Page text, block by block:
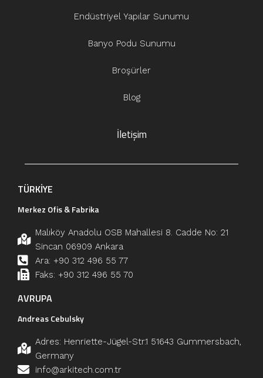
Endüstriyel Yapılar Sunumu
Banyo Podu Sunumu
Broşürler
Blog
İletişim
TÜRKİYE
Merkez Ofis & Fabrika
Malıköy Anadolu OSB Mahallesi 8. Cadde No: 21
Sincan 06909 Ankara
Ara: +90 312 496 55 77
Faks: +90 312 496 55 70
AVRUPA
Andreas Cebulsky
Adres: Henriette-Jügel-Str.1 51643 Gummersbach,
Germany
info@arkitech.com.tr